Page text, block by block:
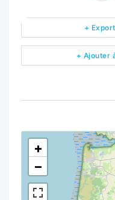
+ Ajouter
+
<!---->
+
−